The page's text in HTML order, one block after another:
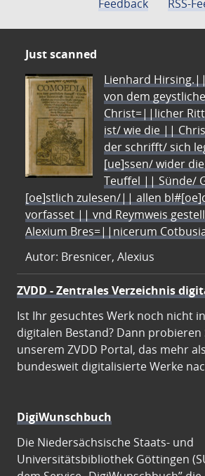
Feedback
RSS-
Just scanned
Lienhard
von dem
Christ=||licher
ist/ wie die ||
der schrifft/ sich
[ue]ssen/ wider
Teuffel || Sünde/
[oe]stlich zulesen/|| allen
vorfasset || vnd Reymweis
Alexium Bres=||nicerum
Autor: Bresnicer, Alexius
ZVDD - Zentrales Verzeichnis
Ist Ihr gesuchtes Werk noch nicht
digitalen Bestand? Dann probieren
unserem ZVDD Portal, das mehr
bundesweit digitalisierte Werke
DigiWunschbuch
Die Niedersächsische Staats- und
Universitätsbibliothek Göttingen